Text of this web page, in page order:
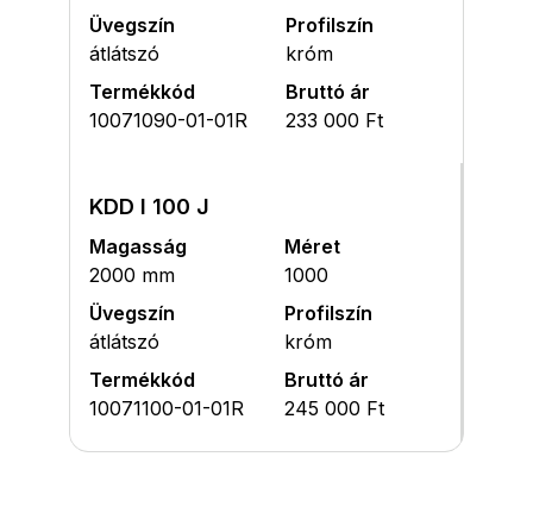
Üvegszín
átlátszó
Profilszín
króm
Termékkód
10071090-01-01R
Bruttó ár
233 000 Ft
KDD I 100 J
Magasság
2000 mm
Méret
1000
Üvegszín
átlátszó
Profilszín
króm
Termékkód
10071100-01-01R
Bruttó ár
245 000 Ft